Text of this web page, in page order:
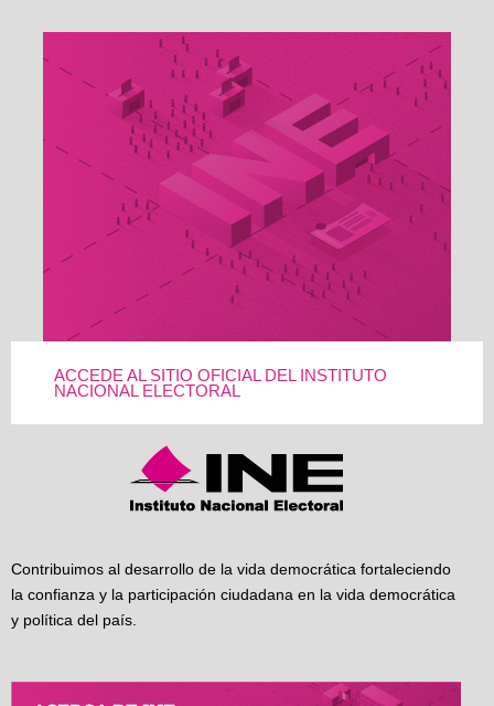
ACCEDE AL SITIO OFICIAL DEL INSTITUTO
NACIONAL ELECTORAL
Contribuimos al desarrollo de la vida democrática fortaleciendo
la confianza y la participación ciudadana en la vida democrática
y política del país.